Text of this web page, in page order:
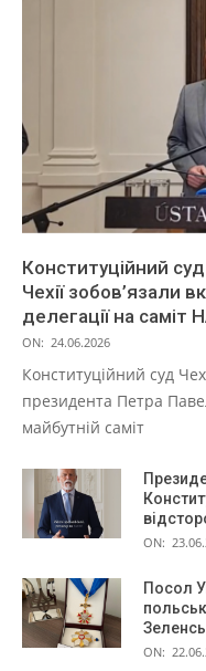
Конституційний
Чехії зобов’язали
делегації на саміт
ON: 24.06.2026
Конституційний суд
президента Петра
майбутній саміт
ON:
Посол
ON: